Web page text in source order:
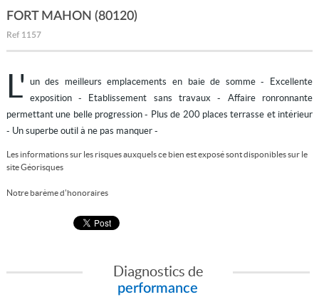
FORT MAHON (80120)
Ref 1157
L' un des meilleurs emplacements en baie de somme - Excellente
exposition - Etablissement sans travaux - Affaire ronronnante
permettant une belle progression - Plus de 200 places terrasse et intérieur
- Un superbe outil à ne pas manquer -
Les informations sur les risques auxquels ce bien est exposé sont disponibles sur le
siteGéorisques
Notre barème d'honoraires
Diagnostics de
performance